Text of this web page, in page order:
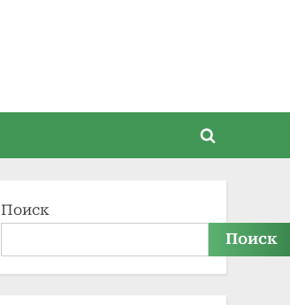
Toggle
Поиск
Поиск